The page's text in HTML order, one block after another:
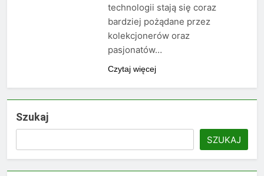
technologii stają się coraz
bardziej pożądane przez
kolekcjonerów oraz
pasjonatów…
Czytaj więcej
Szukaj
SZUKAJ